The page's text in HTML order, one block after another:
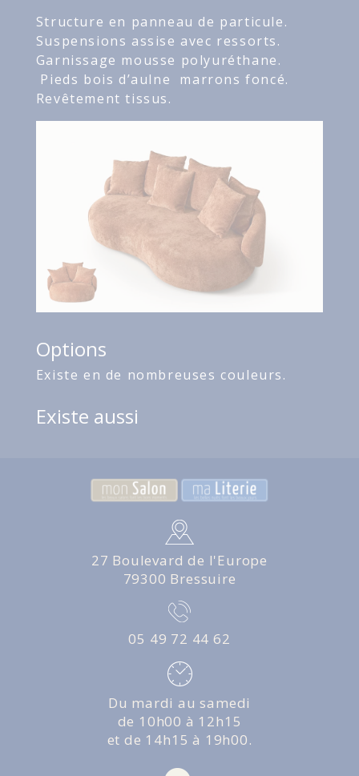
Structure en panneau de particule.
Suspensions assise avec ressorts.
Garnissage mousse polyuréthane.
Pieds bois d’aulne marrons foncé.
Revêtement tissus.
Options
Existe en de nombreuses couleurs.
Existe aussi
27 Boulevard de l'Europe
79300 Bressuire
05 49 72 44 62
Du mardi au samedi
de 10h00 à 12h15
et de 14h15 à 19h00.